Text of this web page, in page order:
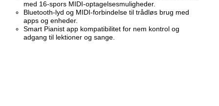
med 16-spors MIDI-optagelsesmuligheder.
Bluetooth-lyd og MIDI-forbindelse til trådløs brug med
apps og enheder.
Smart Pianist app kompatibilitet for nem kontrol og
adgang til lektioner og sange.